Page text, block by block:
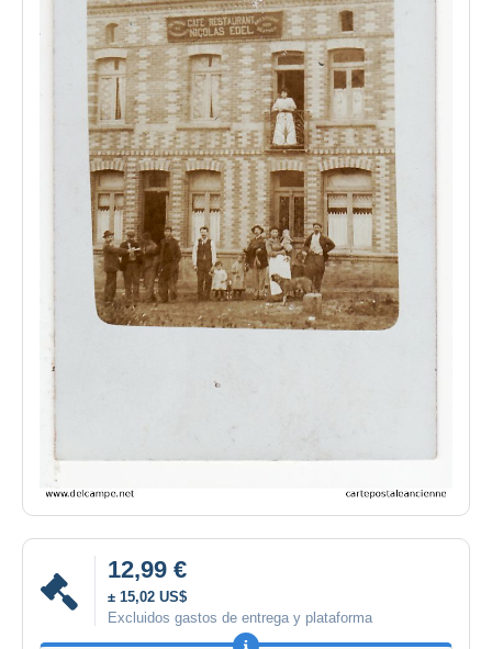
12,99 €
± 15,02 US$
Excluidos gastos de entrega y plataforma